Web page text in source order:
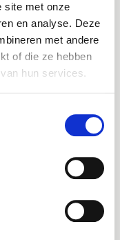
site met onze
en analyse. Deze
met andere
of die ze hebben
hun services.
op
van de
je een job